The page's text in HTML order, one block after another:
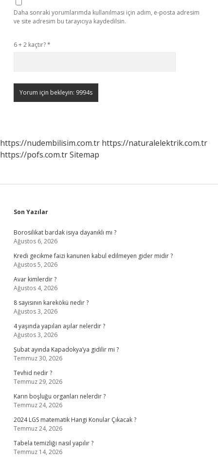
Daha sonraki yorumlarımda kullanılması için adım, e-posta adresim
ve site adresim bu tarayıcıya kaydedilsin.
6 + 2 kaçtır?*
https://nudembilisim.com.tr https://naturalelektrik.com.tr
https://pofs.com.trSitemap
Sidebar
Son Yazılar
Borosilikat bardak isıya dayanıklı mı ?
Ağustos 6, 2026
Kredi gecikme faizi kanunen kabul edilmeyen gider midir ?
Ağustos 5, 2026
Avar kimlerdir ?
Ağustos 4, 2026
8 sayısının karekökü nedir ?
Ağustos 3, 2026
4 yaşında yapılan aşılar nelerdir ?
Ağustos 3, 2026
Şubat ayında Kapadokya’ya gidilir mi ?
Temmuz 30, 2026
Tevhid nedir ?
Temmuz 29, 2026
Karın boşluğu organları nelerdir ?
Temmuz 24, 2026
2024 LGS matematik Hangi Konular Çıkacak ?
Temmuz 24, 2026
Tabela temizliği nasıl yapılır ?
Temmuz 14, 2026